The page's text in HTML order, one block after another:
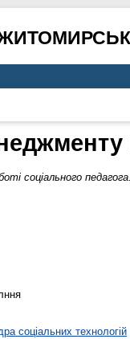
соціального педагога.
соціальних технологій